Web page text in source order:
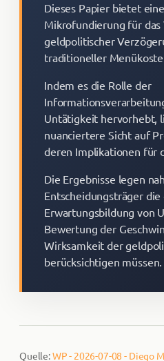
Dieses Papier bietet
Mikrofundierung für das
geldpolitischer
traditioneller
Indem es die Rolle der
Untätigkeit hervorhebt,
nuanciertere Sicht auf
deren Implikationen für
Die Ergebnisse legen
Entscheidungsträger die
Erwartungsbildung von
Bewertung der
Wirksamkeit der
berücksichtigen müssen.
Quelle:WP - 2026-07-08 - Diego